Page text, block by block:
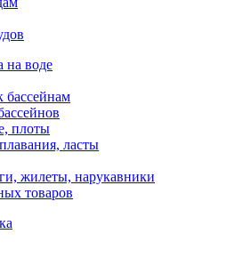
на воде
бассейнам
плоты
ласты
жилеты, нарукавники
товаров